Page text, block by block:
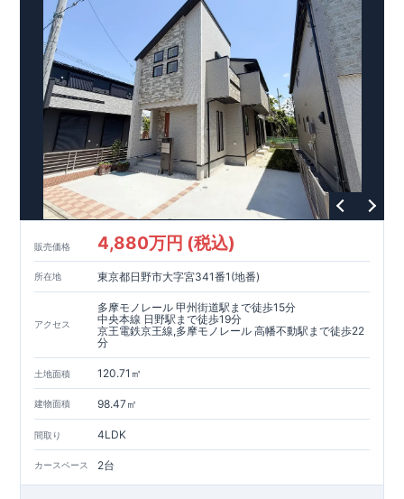
・東栄住宅の建物は、国が定めた耐震等級で最高の3を取得。
建築基準法で定められた、｢数百年に一度発生する地震に対し
て、倒壊、崩壊しない。｣という基準から、さらに1.5倍の耐震
力を達成しています。
【住宅性能評価ダブル取得】
・設計住宅性能評価：建物設計段階で、国が認めた第三者機関
が評価しています。
・建設住宅性能評価：評価を受けた図面通りに施工されている
か、建設までに、計4回のチェックが行われます。
図面や書類上だけでなく、現場の施工状況を検査した上で、品
質を保証しています。
・長期優良住宅とは、｢良い家を作って、きちんと手入れをし
て、長く大切に使う｣ことを目的とした認定制度。住宅ローン減
税、固定資産税などの税制優遇を受けられるだけでなく、中古
市場でも、長期優良住宅が有利に働きます。
【充実のアフターサポート】
・東栄住宅では、お引渡し後最大10回の無料定期点検と、60年
間の品質保証を実施。お引渡しからが本当のお付き合いだと考
え、アフターサービスを外部の業者に委託せず、東栄住宅グル
ープ「東栄ホームサービス株式会社」にて責任をもって対応い
たします。
販売価格 4,880万円 (税込)
所在地 東京都日野市大字宮341番1(地番)
アクセス
多摩モノレール 甲州街道駅まで徒歩15分
中央本線 日野駅まで徒歩19分
京王電鉄京王線,多摩モノレール 高幡不動駅まで徒歩22
分
土地面積 120.71㎡
建物面積 98.47㎡
間取り 4LDK
カースペース 2台